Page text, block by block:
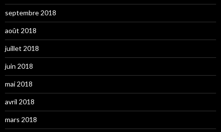
septembre 2018
août 2018
juillet 2018
juin 2018
mai 2018
avril 2018
mars 2018